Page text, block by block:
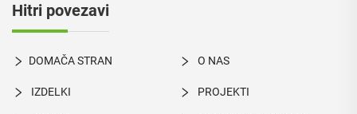
Hitri povezavi
DOMAČA STRAN O NAS
IZDELKI PROJEKTI